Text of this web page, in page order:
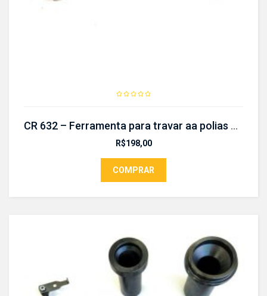
CR 632 – Ferramenta para travar aa polias dentadas
R$198,00
COMPRAR